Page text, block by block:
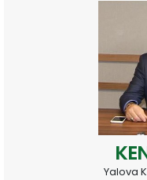
Yalova